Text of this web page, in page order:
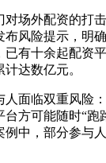
场外配资的打
布风险提示，明
已有十余起配资
达数亿元。
人面临双重风险
方可能随时“跑
中，部分参与